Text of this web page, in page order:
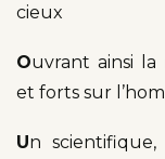
cieux
Ouvrant ainsi
et forts sur
Un